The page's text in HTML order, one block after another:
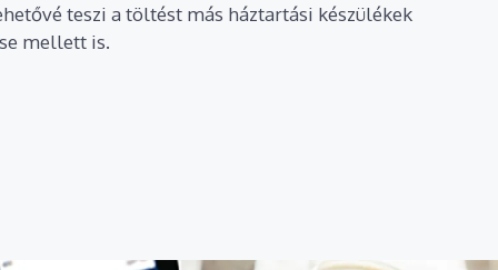
teszi a töltést más háztartási készülékek
mellett is.